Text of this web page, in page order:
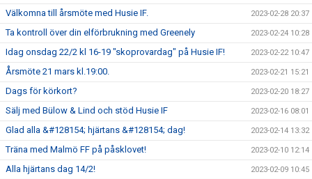
Välkomna till årsmöte med Husie IF. 2023-02-28 20:37
Ta kontroll över din elförbrukning med Greenely 2023-02-24 10:28
Idag onsdag 22/2 kl 16-19 "skoprovardag" på Husie IF! 2023-02-22 10:47
Årsmöte 21 mars kl.19:00. 2023-02-21 15:21
Dags för körkort? 2023-02-20 18:27
Sälj med Bülow & Lind och stöd Husie IF 2023-02-16 08:01
Glad alla &#128154; hjärtans &#128154; dag! 2023-02-14 13:32
Träna med Malmö FF på påsklovet! 2023-02-10 12:14
Alla hjärtans dag 14/2! 2023-02-09 10:45